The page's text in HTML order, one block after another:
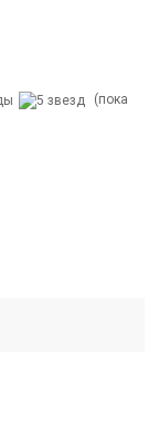
(пока